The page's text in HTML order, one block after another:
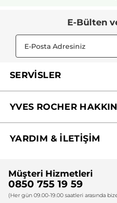
E-Bülten
SERVİSLER
YVES ROCHER
Yves Rocher Vakfı
YARDIM & İLETİŞİM
Bize Ulaşın
Firma Bilgileri
Müşteri Hizmetleri
0850 755 19 59
(Her gün 09.00-19.00 saatleri arasında